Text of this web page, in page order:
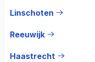
Linschoten
Reeuwijk
Haastrecht